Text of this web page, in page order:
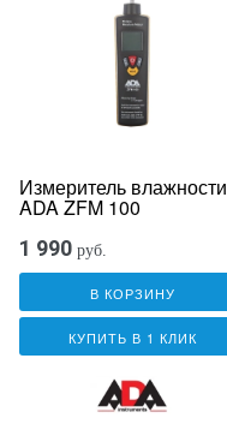
Измеритель влажности
ADA ZFM 100
1 990 руб.
В КОРЗИНУ
КУПИТЬ В 1 КЛИК